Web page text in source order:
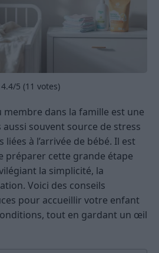
4.4/5 (11 votes)
dans la famille est une
souvent source de stress
liées à l’arrivée de bébé. Il est
préparer cette grande étape
la simplicité, la
Voici des conseils
pour accueillir votre enfant
tout en gardant un œil